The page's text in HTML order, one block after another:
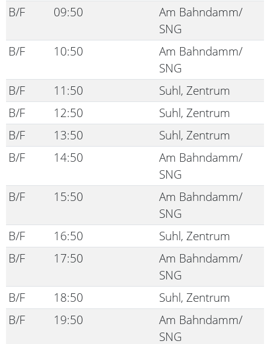
B/F 09:50
Am Bahndamm/
SNG
B/F
10:50
Am Bahndamm/
SNG
B/F
11:50
Suhl, Zentrum
B/F
12:50
Suhl, Zentrum
B/F
13:50
Suhl, Zentrum
B/F
14:50
Am Bahndamm/
SNG
B/F
15:50
Am Bahndamm/
SNG
B/F
16:50
Suhl, Zentrum
B/F
17:50
Am Bahndamm/
SNG
B/F
18:50
Suhl, Zentrum
B/F
19:50
Am Bahndamm/
SNG